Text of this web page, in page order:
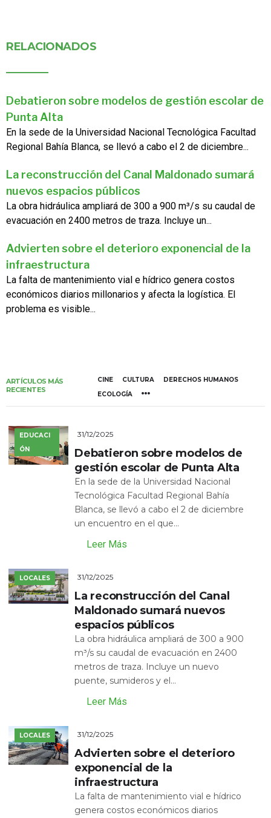
RELACIONADOS
Debatieron sobre modelos de gestión escolar de
Punta Alta
En la sede de la Universidad Nacional Tecnológica Facultad
Regional Bahía Blanca, se llevó a cabo el 2 de diciembre...
La reconstrucción del Canal Maldonado sumará
nuevos espacios públicos
La obra hidráulica ampliará de 300 a 900 m³/s su caudal de
evacuación en 2400 metros de traza. Incluye un...
Advierten sobre el deterioro exponencial de la
infraestructura
La falta de mantenimiento vial e hídrico genera costos
económicos diarios millonarios y afecta la logística. El
problema es visible...
ARTÍCULOS MÁS
RECIENTES
CINE CULTURA
DERECHOS HUMANOS
ECOLOGÍA
EDUCACI
ÓN
31/12/2025
Debatieron sobre modelos de
gestión escolar de Punta Alta
En la sede de la Universidad Nacional
Tecnológica Facultad Regional Bahía
Blanca, se llevó a cabo el 2 de diciembre
un encuentro en el que...
Leer Más
LOCALES 31/12/2025
La reconstrucción del Canal
Maldonado sumará nuevos
espacios públicos
La obra hidráulica ampliará de 300 a 900
m³/s su caudal de evacuación en 2400
metros de traza. Incluye un nuevo
puente, sumideros y el...
Leer Más
LOCALES 31/12/2025
Advierten sobre el deterioro
exponencial de la
infraestructura
La falta de mantenimiento vial e hídrico
genera costos económicos diarios